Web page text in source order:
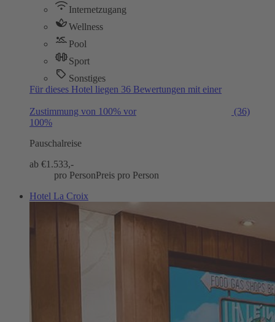
Internetzugang
Wellness
Pool
Sport
Sonstiges
Für dieses Hotel liegen 36 Bewertungen mit einer
Zustimmung von 100% vor
(36)
100%
Pauschalreise
ab €1.533,-
pro PersonPreis pro Person
Hotel La Croix